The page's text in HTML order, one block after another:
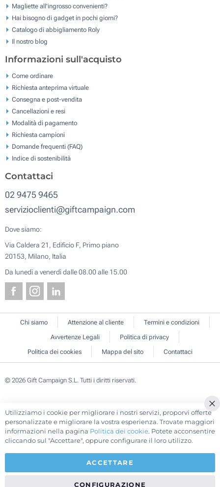
Magliette all'ingrosso convenienti?
Hai bisogno di gadget in pochi giorni?
Catalogo di abbigliamento Roly
Il nostro blog
Informazioni sull'acquisto
Come ordinare
Richiesta anteprima virtuale
Consegna e post-vendita
Cancellazioni e resi
Modalità di pagamento
Richiesta campioni
Domande frequenti (FAQ)
Indice di sostenibilità
Contattaci
02 9475 9465
servizioclienti@giftcampaign.com
Dove siamo:
Via Caldera 21, Edificio F, Primo piano
20153, Milano, Italia
Da lunedì a venerdì dalle 08.00 alle 15.00
Chi siamo Attenzione al cliente
Termini e condizioni
Avvertenze Legali
Politica di privacy
Politica dei cookies
Mappa del sito Contattaci
© 2026 Gift Campaign S.L. Tutti i diritti riservati.
Utilizziamo i cookie per migliorare i nostri servizi, proporvi offerte
personalizzate e migliorare la vostra esperienza. Trovate maggiori
informazioni nella pagina Politica dei cookie. Potete acconsentire
cliccando sul "Accettare", oppure configurare il loro utilizzo.
ACCETTARE
CONFIGURAZIONE